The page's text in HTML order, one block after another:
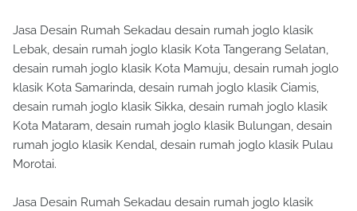
Jasa Desain Rumah Sekadau desain rumah joglo klasik
Lebak, desain rumah joglo klasik Kota Tangerang Selatan,
desain rumah joglo klasik Kota Mamuju, desain rumah joglo
klasik Kota Samarinda, desain rumah joglo klasik Ciamis,
desain rumah joglo klasik Sikka, desain rumah joglo klasik
Kota Mataram, desain rumah joglo klasik Bulungan, desain
rumah joglo klasik Kendal, desain rumah joglo klasik Pulau
Morotai.
Jasa Desain Rumah Sekadau desain rumah joglo klasik